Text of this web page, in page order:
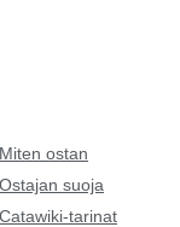
Miten ostan
Ostajan suoja
Catawiki-tarinat